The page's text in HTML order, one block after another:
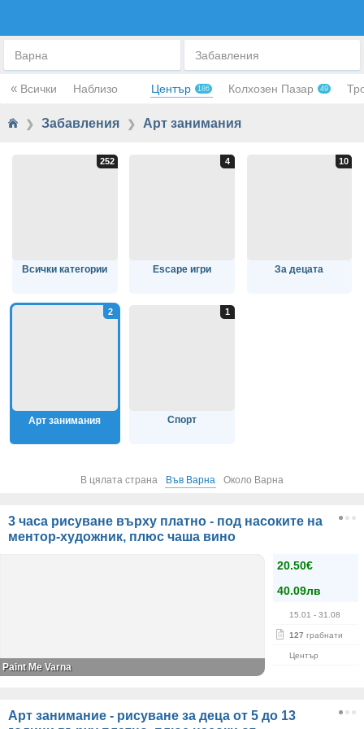
Варна Забавления
« Всички Наблизо Център 186 Колхозен Пазар 49
❯ Забавления ❯ Арт занимания
Всички категории Escape игри За децата
Арт занимания Спорт
В цялата страна Във Варна Около Варна
3 часа рисуване върху платно - под насоките на
ментор-художник, плюс чаша вино
20.50€
40.09лв
15.01 - 31.08
127 грабнати
Център
Paint Me Varna
Арт занимание - рисуване за деца от 5 до 13